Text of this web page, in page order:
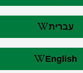
עברית
English